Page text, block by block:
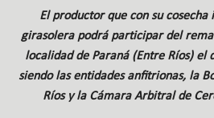
El productor que con su
girasolera podrá participar del
localidad de Paraná (Entre Ríos) el
siendo las entidades anfitrionas, la
Ríos y la Cámara Arbitral de